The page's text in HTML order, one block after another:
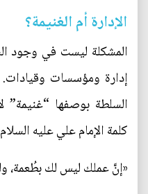
الإدارة أم الغنيمة؟
المشكلة ليست في وجود
إدارة ومؤسسات وقيادات.
السلطة بوصفها
كلمة الإمام علي عليه
«إنَّ عملك ليس لك بطُعمة،